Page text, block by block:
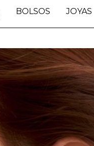
BOLSOS JOYAS